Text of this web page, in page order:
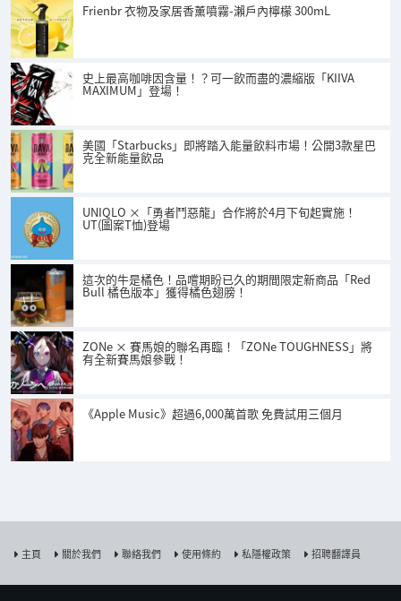
Frienbr 衣物及家居香薰噴霧-瀨戶內檸檬 300mL
史上最高咖啡因含量！？可一飲而盡的濃縮版「KIIVA
MAXIMUM」登場！
美國「Starbucks」即將踏入能量飲料市場！公開3款星巴
克全新能量飲品
UNIQLO ×「勇者鬥惡龍」合作將於4月下旬起實施！
UT(圖案T恤)登場
這次的牛是橘色！品嚐期盼已久的期間限定新商品「Red
Bull 橘色版本」獲得橘色翅膀！
ZONe × 賽馬娘的聯名再臨！「ZONe TOUGHNESS」將
有全新賽馬娘參戰！
《Apple Music》超過6,000萬首歌 免費試用三個月
主頁 關於我們 聯絡我們 使用條約 私隱權政策 招聘翻譯員